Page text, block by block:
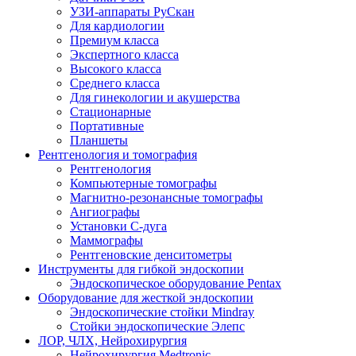
УЗИ-аппараты РуСкан
Для кардиологии
Премиум класса
Экспертного класса
Высокого класса
Среднего класса
Для гинекологии и акушерства
Стационарные
Портативные
Планшеты
Рентгенология и томография
Рентгенология
Компьютерные томографы
Магнитно-резонансные томографы
Ангиографы
Установки С-дуга
Маммографы
Рентгеновские денситометры
Инструменты для гибкой эндоскопии
Эндоскопическое оборудование Pentax
Оборудование для жесткой эндоскопии
Эндоскопические стойки Mindray
Стойки эндоскопические Элепс
ЛОР, ЧЛХ, Нейрохирургия